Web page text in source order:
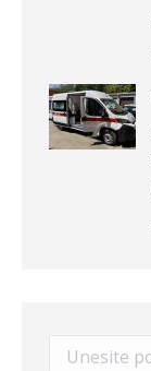
Search: